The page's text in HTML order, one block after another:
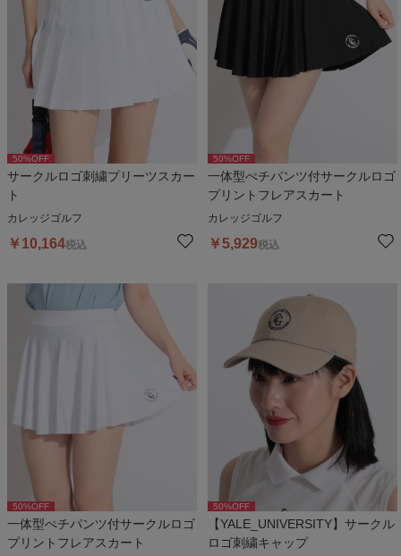
50%OFF
サークルロゴ刺繍プリーツスカー
ト
カレッジゴルフ
￥ 10,164税込
50%OFF
一体型ぺチパンツ付サークルロゴ
プリントフレアスカート
カレッジゴルフ
￥5,929税込
50%OFF
一体型ぺチパンツ付サークルロゴ
プリントフレアスカート
50%OFF
【YALE_UNIVERSITY】サークル
ロゴ刺繍キャップ